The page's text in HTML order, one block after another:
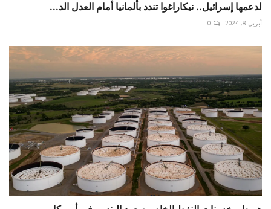
لدعمها إسرائيل.. نيكاراغوا تندد بألمانيا أمام العدل الد...
أبريل 8, 2024 0